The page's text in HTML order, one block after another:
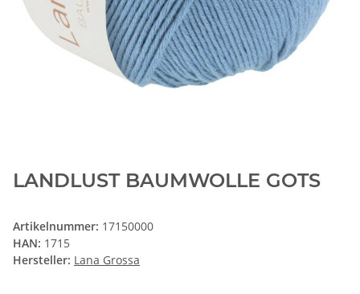
LANDLUST BAUMWOLLE GOTS
Artikelnummer: 17150000
HAN: 1715
Hersteller: Lana Grossa